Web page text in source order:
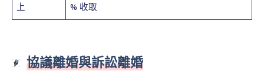
上
% 收取
協議離婚與訴訟離婚